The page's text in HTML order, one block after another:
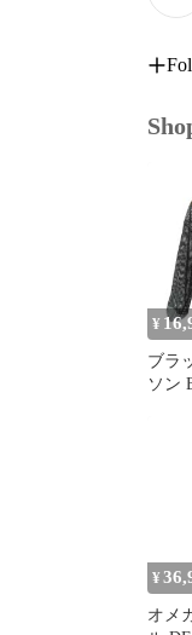
¥
ブラ
ソン
カッ
クカ
バー
ー M
T001
¥
オメ